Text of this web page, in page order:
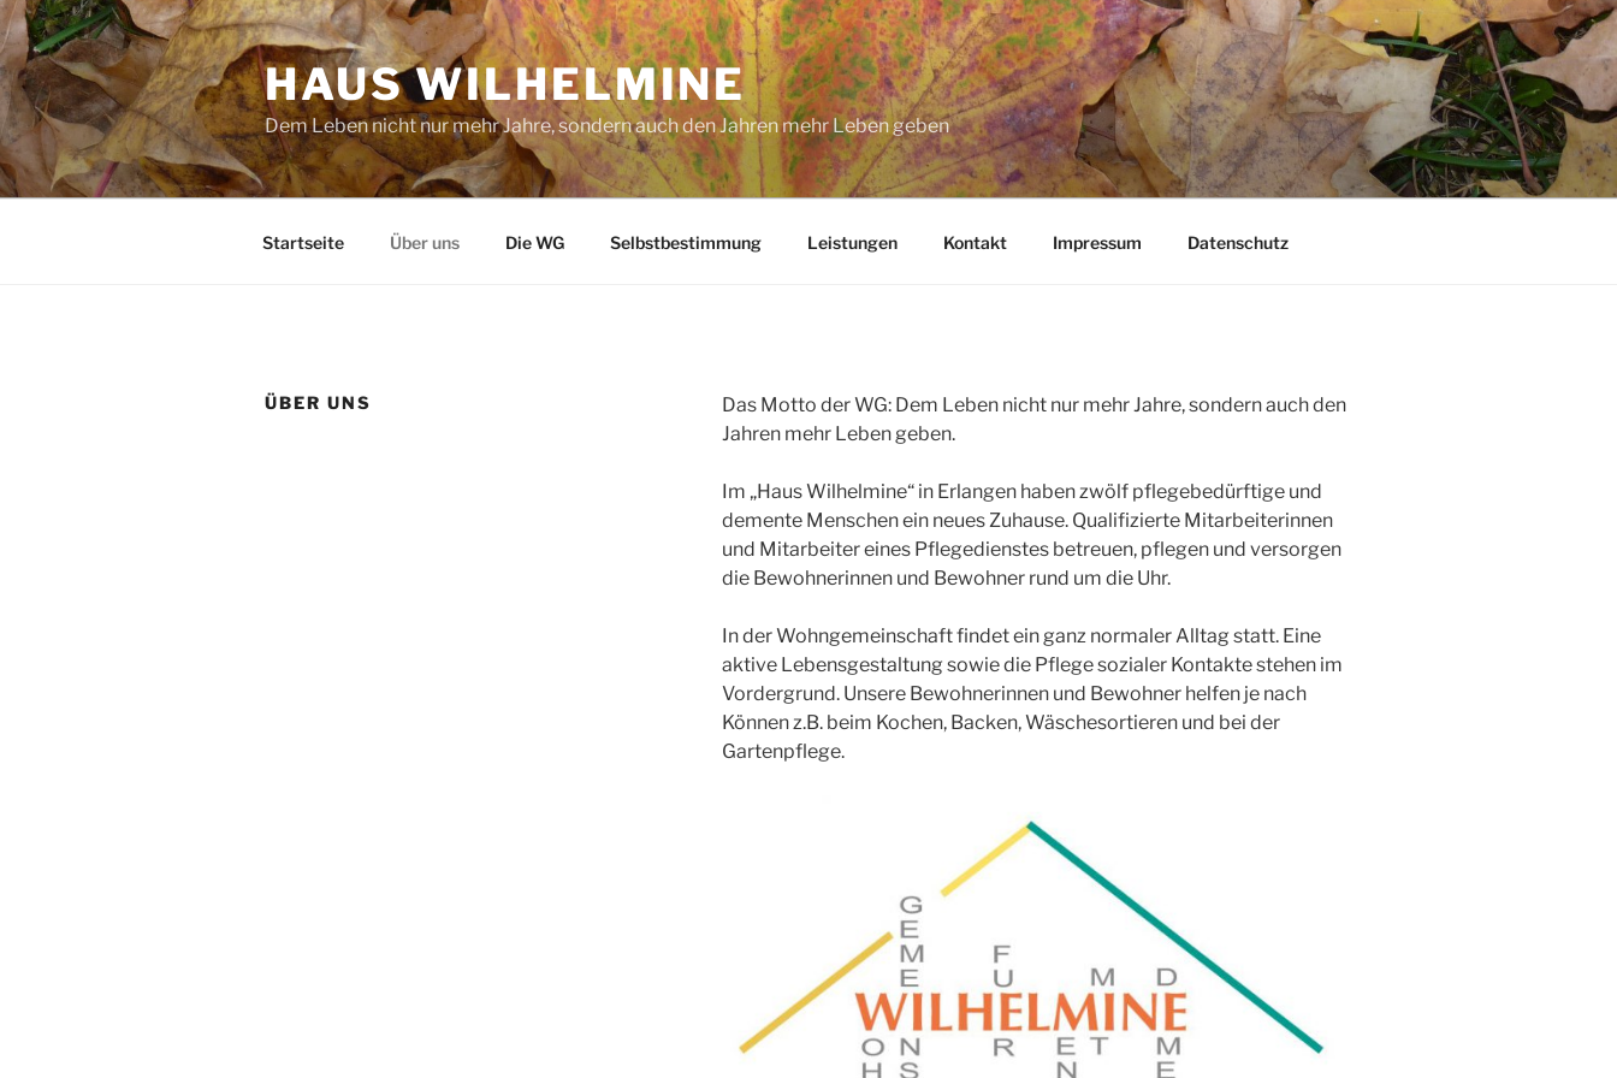
Zum
Inhalt
springen
HAUS WILHELMINE
Dem Leben nicht nur mehr Jahre, sondern auch den Jahren mehr Leben geben
Startseite Über uns Die WG Selbstbestimmung Leistungen Kontakt Impressum Datenschutz
ÜBER UNS
Das Motto der WG: Dem Leben nicht nur mehr Jahre, sondern auch den
Jahren mehr Leben geben.
Im „Haus Wilhelmine“ in Erlangen haben zwölf pflegebedürftige und
demente Menschen ein neues Zuhause. Qualifizierte Mitarbeiterinnen
und Mitarbeiter eines Pflegedienstes betreuen, pflegen und versorgen
die Bewohnerinnen und Bewohner rund um die Uhr.
In der Wohngemeinschaft findet ein ganz normaler Alltag statt. Eine
aktive Lebensgestaltung sowie die Pflege sozialer Kontakte stehen im
Vordergrund. Unsere Bewohnerinnen und Bewohner helfen je nach
Können z.B. beim Kochen, Backen, Wäschesortieren und bei der
Gartenpflege.